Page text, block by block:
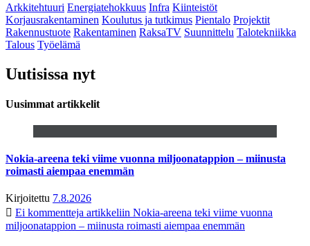
Arkkitehtuuri Energiatehokkuus Infra Kiinteistöt
Korjausrakentaminen Koulutus ja tutkimus Pientalo Projektit
Rakennustuote Rakentaminen RaksaTV Suunnittelu Talotekniikka
Talous Työelämä
Uutisissa nyt
Uusimmat artikkelit
Nokia-areena teki viime vuonna miljoonatappion – miinusta
roimasti aiempaa enemmän
Kirjoitettu 7.8.2026
Ei kommentteja artikkeliin Nokia-areena teki viime vuonna
miljoonatappion – miinusta roimasti aiempaa enemmän